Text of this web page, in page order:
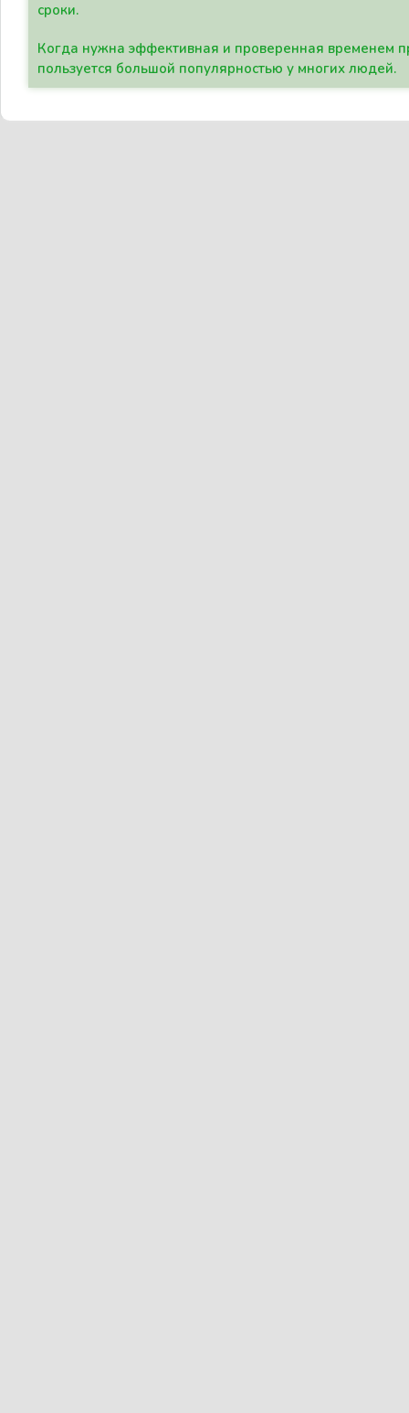
сроки.
Когда нужна эффективная и проверенная временем
пользуется большой популярностью у многих людей.